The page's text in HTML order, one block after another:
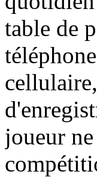
table de
joueur